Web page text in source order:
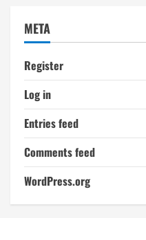
META
Register
Log in
Entries feed
Comments feed
WordPress.org